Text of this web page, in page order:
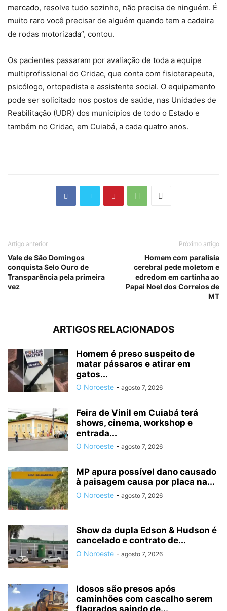
mercado, resolve tudo sozinho, não precisa de ninguém. É
muito raro você precisar de alguém quando tem a cadeira
de rodas motorizada”, contou.
Os pacientes passaram por avaliação de toda a equipe
multiprofissional do Cridac, que conta com fisioterapeuta,
psicólogo, ortopedista e assistente social. O equipamento
pode ser solicitado nos postos de saúde, nas Unidades de
Reabilitação (UDR) dos municípios de todo o Estado e
também no Cridac, em Cuiabá, a cada quatro anos.
Artigo anterior
Vale de São Domingos
conquista Selo Ouro de
Transparência pela primeira
vez
Próximo artigo
Homem com paralisia
cerebral pede moletom e
edredom em cartinha ao
Papai Noel dos Correios de
MT
ARTIGOS RELACIONADOS
Homem é preso suspeito de
matar pássaros e atirar em
gatos...
O Noroeste - agosto 7, 2026
Feira de Vinil em Cuiabá terá
shows, cinema, workshop e
entrada...
O Noroeste - agosto 7, 2026
MP apura possível dano causado
à paisagem causa por placa na...
O Noroeste - agosto 7, 2026
Show da dupla Edson & Hudson é
cancelado e contrato de...
O Noroeste - agosto 7, 2026
Idosos são presos após
caminhões com cascalho serem